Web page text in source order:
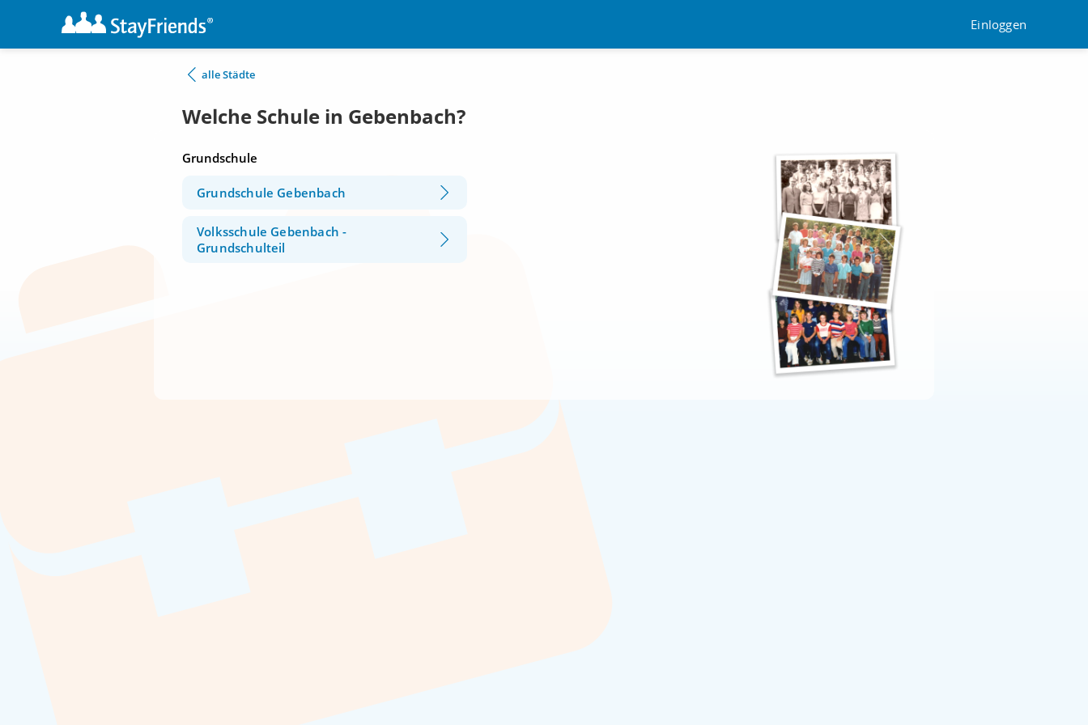
Einloggen
alle Städte
Welche Schule in Gebenbach?
Grundschule
Grundschule Gebenbach
Volksschule Gebenbach -
Grundschulteil